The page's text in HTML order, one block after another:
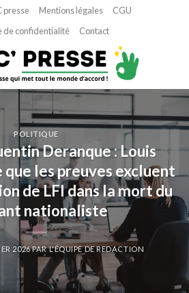
presse Mentions légales
CGU
de confidentialité
Contact
POLITIQUE
Deranque : Louis
les preuves excluent
de LFI dans la mort du
nationaliste
2026PARL'ÉQUIPE DE REDACTION